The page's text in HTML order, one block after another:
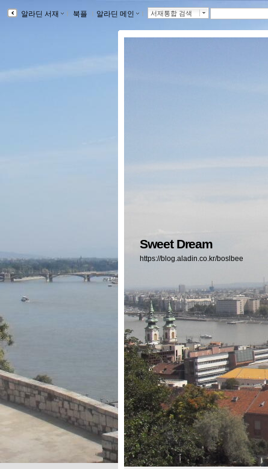
알라딘 서재 북플 알라딘 메인 서재통합 검색
Sweet Dream
https://blog.aladin.co.kr/boslbee